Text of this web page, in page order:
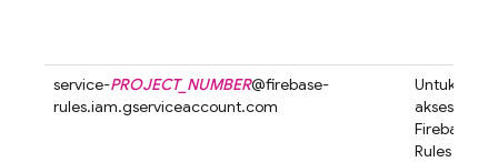
service-PROJECT_NUMBER@firebase-
rules.iam.gserviceaccount.com
Untuk
akses
Firebase
Rules